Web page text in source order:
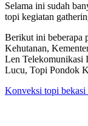
Selama ini sudah
topi kegiatan
Berikut ini beberapa
Kehutanan,
Len Telekomunikasi
Lucu, Topi Pondok
Konveksi topi bekasi